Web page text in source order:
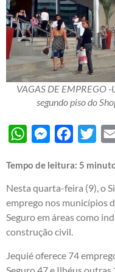
VAGAS DE EMPREGO
segundo piso do
WhatsAppMessengerFacebook
Tempo de leitura: 5
Nesta quarta-feira (9), o
emprego nos municípios
Seguro em áreas como
construção civil.
Jequié oferece 74